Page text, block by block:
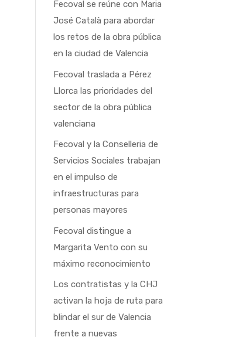
Fecoval se reúne con Maria
José Català para abordar
los retos de la obra pública
en la ciudad de Valencia
Fecoval traslada a Pérez
Llorca las prioridades del
sector de la obra pública
valenciana
Fecoval y la Conselleria de
Servicios Sociales trabajan
en el impulso de
infraestructuras para
personas mayores
Fecoval distingue a
Margarita Vento con su
máximo reconocimiento
Los contratistas y la CHJ
activan la hoja de ruta para
blindar el sur de Valencia
frente a nuevas